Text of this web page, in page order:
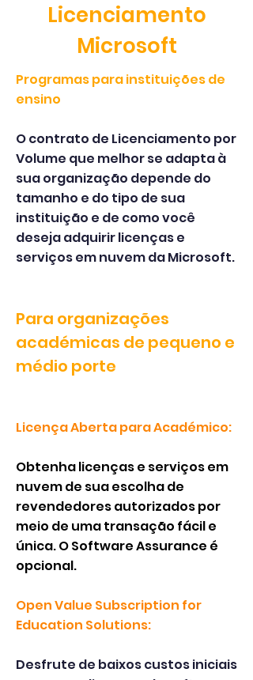
Licenciamento
Microsoft
Programas para instituições de
ensino
O contrato de Licenciamento por
Volume que melhor se adapta à
sua organização depende do
tamanho e do tipo de sua
instituição e de como você
deseja adquirir licenças e
serviços em nuvem da Microsoft.
Para organizações
académicas de pequeno e
médio porte
Licença Aberta para Académico:
Obtenha licenças e serviços em
nuvem de sua escolha de
revendedores autorizados por
meio de uma transação fácil e
única. O Software Assurance é
opcional.
Open Value Subscription for
Education Solutions:
Desfrute de baixos custos iniciais